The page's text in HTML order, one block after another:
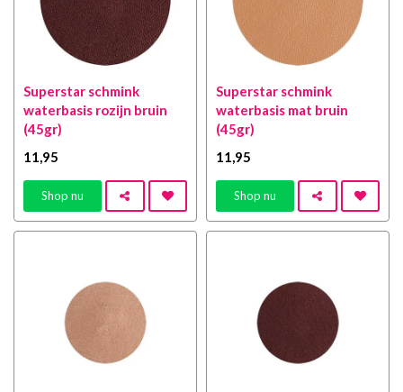
Superstar schmink
waterbasis rozijn bruin
(45gr)
11,95
Shop nu
Superstar schmink
waterbasis mat bruin
(45gr)
11,95
Shop nu